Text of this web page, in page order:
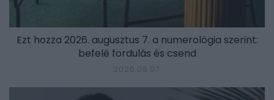
Ezt hozza 2026. augusztus 7. a numerológia szerint:
befelé fordulás és csend
2026.08.07.